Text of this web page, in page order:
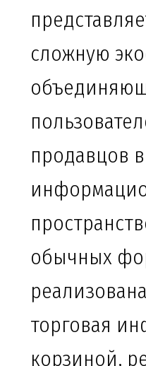
сложную
продавцов
обычных
торговая
корзиной,